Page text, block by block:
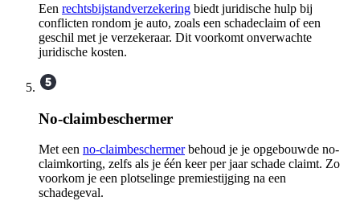
Een rechtsbijstandverzekering biedt juridische hulp bij
conflicten rondom je auto, zoals een schadeclaim of een
geschil met je verzekeraar. Dit voorkomt onverwachte
juridische kosten.
No-claimbeschermer
Met een no-claimbeschermerbehoud je je opgebouwde no-
claimkorting, zelfs als je één keer per jaar schade claimt. Zo
voorkom je een plotselinge premiestijging na een
schadegeval.